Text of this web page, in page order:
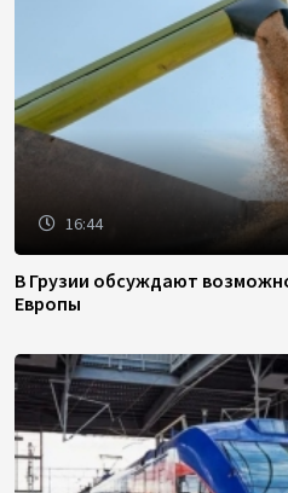
16:44
В Грузии обсуждают
Европы